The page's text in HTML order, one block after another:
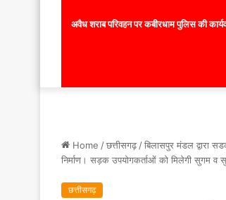
अवैध शराब परिवहन पर कबीरधाम पुलिस की
Home /छत्तीसगढ़ /बिलासपुर मंडल द्वारा
निर्माण। सड़क उपयोगकर्ताओं को मिलेगी सुगम व
छत्तीसगढ़